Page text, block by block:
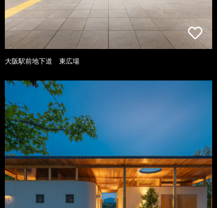
大阪駅前地下道 東広場